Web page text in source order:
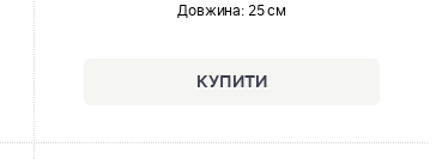
Довжина:25 см